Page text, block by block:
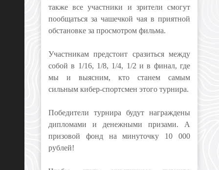
также все участники и зрители смогут
пообщаться за чашечкой чая в приятной
обстановке за просмотром фильма.
Участникам предстоит сразиться между
собой в 1/16, 1/8, 1/4, 1/2 и в финал, где
мы и выясним, кто станем самым
сильным кибер-спортсмен этого турнира.
Победители турнира будут награждены
дипломами и денежными призами. А
призовой фонд на минуточку 10 000
рублей!